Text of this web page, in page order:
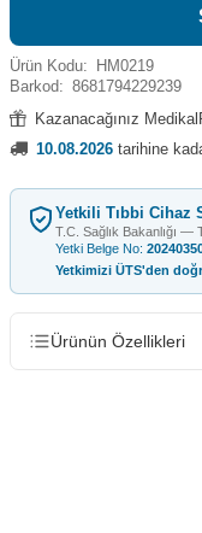
Ürün Kodu:
HM0219
Barkod: 8681794229239
Kazanacağınız
10.08.2026 tarihine
Yetkili Tıbbi Cihaz
T.C. Sağlık Bakanlığı
Yetki Belge No:
Yetkimizi ÜTS'den
Ürünün Özellikleri